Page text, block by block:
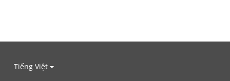
Tiếng Việt